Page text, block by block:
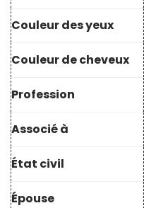
Couleur des yeux
Couleur de cheveux
Profession
Associé à
État civil
Épouse